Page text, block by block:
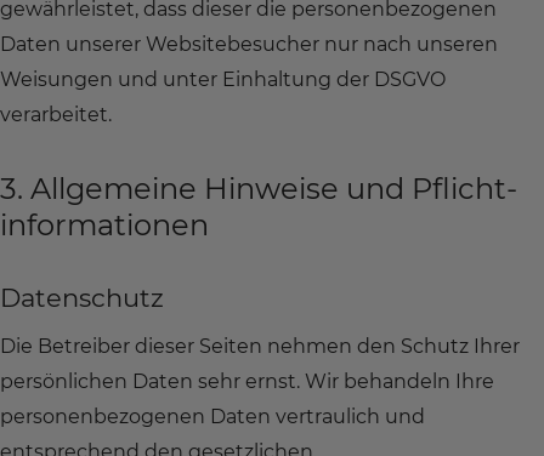
gewährleistet, dass dieser die personenbezogenen
Daten unserer Websitebesucher nur nach unseren
Weisungen und unter Einhaltung der DSGVO
verarbeitet.
3. Allgemeine Hinweise und Pflicht­
informationen
Datenschutz
Die Betreiber dieser Seiten nehmen den Schutz Ihrer
persönlichen Daten sehr ernst. Wir behandeln Ihre
personenbezogenen Daten vertraulich und